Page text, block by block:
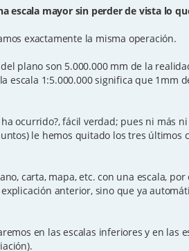
escala mayor sin perder de vista lo
exactamente la misma operación.
plano son 5.000.000 mm de la
escala 1:5.000.000 significa que 1mm
ocurrido?, fácil verdad; pues ni más
le hemos quitado los tres
carta, mapa, etc. con una escala,
anterior, sino que ya
en las escalas inferiores y en las